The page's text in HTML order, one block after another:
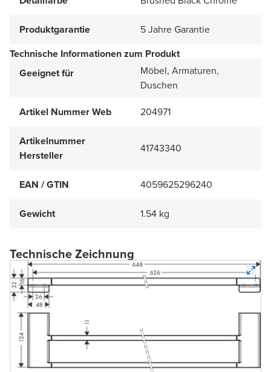
Produktgarantie
5 Jahre Garantie
Technische Informationen zum Produkt
Geeignet für
Möbel, Armaturen,
Duschen
Artikel Nummer Web
204971
Artikelnummer
Hersteller
41743340
EAN / GTIN 4059625296240
Gewicht 1.54 kg
Technische Zeichnung